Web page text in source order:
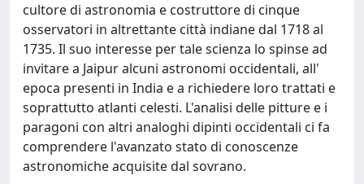
cultore di astronomia e costruttore di cinque
osservatori in altrettante città indiane dal 1718 al
1735. Il suo interesse per tale scienza lo spinse ad
invitare a Jaipur alcuni astronomi occidentali, all'
epoca presenti in India e a richiedere loro trattati e
soprattutto atlanti celesti. L'analisi delle pitture e i
paragoni con altri analoghi dipinti occidentali ci fa
comprendere l'avanzato stato di conoscenze
astronomiche acquisite dal sovrano.